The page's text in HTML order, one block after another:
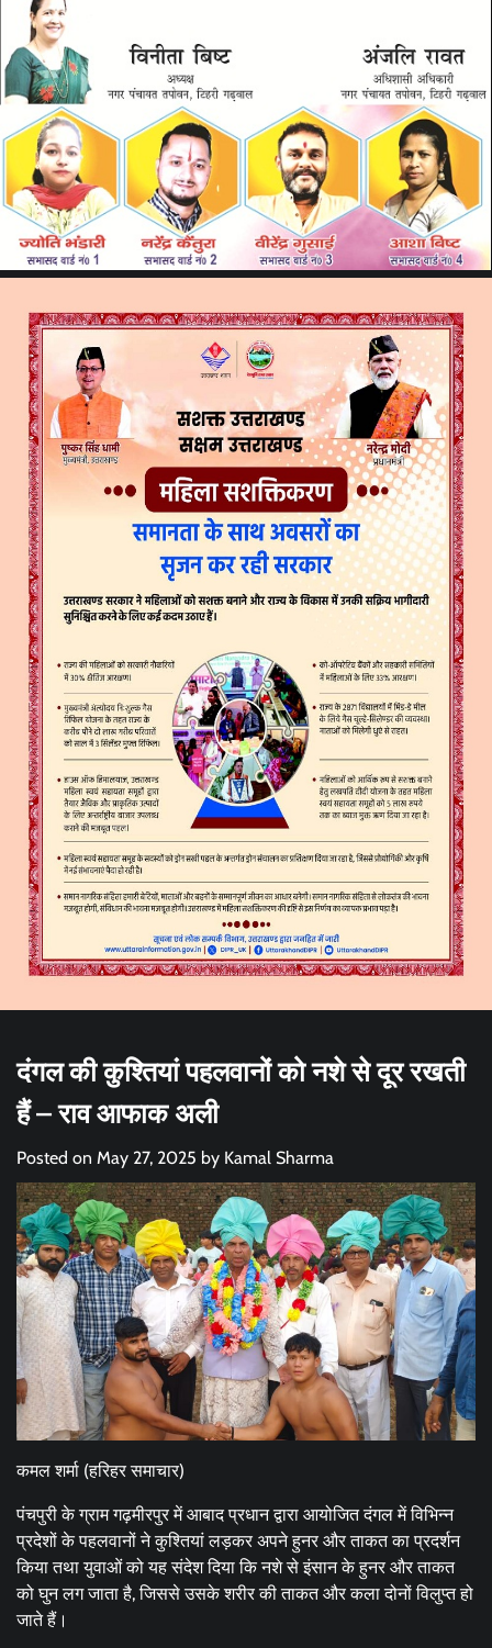
दंगल की कुश्तियां पहलवानों को नशे से दूर रखती
हैं – राव आफाक अली
Posted on May 27, 2025 by Kamal Sharma
कमल शर्मा (हरिहर समाचार)
पंचपुरी के ग्राम गढ़मीरपुर में आबाद प्रधान द्वारा आयोजित दंगल में विभिन्न
प्रदेशों के पहलवानों ने कुश्तियां लड़कर अपने हुनर और ताकत का प्रदर्शन
किया तथा युवाओं को यह संदेश दिया कि नशे से इंसान के हुनर और ताकत
को घुन लग जाता है, जिससे उसके शरीर की ताकत और कला दोनों विलुप्त हो
जाते हैं।